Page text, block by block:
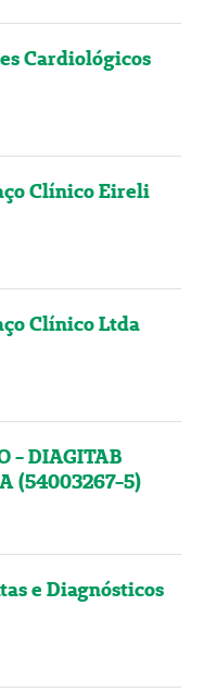
Cardiológicos
Clínico Eireli
Clínico Ltda
- DIAGITAB
(54003267-5)
e Diagnósticos